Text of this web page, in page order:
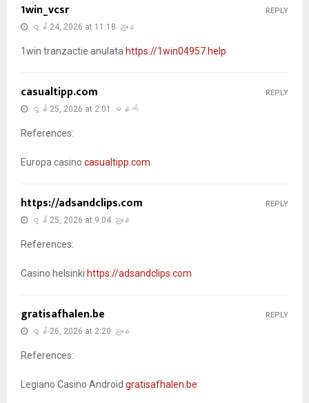
1win_vcsr
ဇွန် 24, 2026 at 11:18 ညနေ
1win tranzactie anulata https://1win04957.help
REPLY
casualtipp.com
ဇွန် 25, 2026 at 2:01 မနက်
References:
Europa casino casualtipp.com
REPLY
https://adsandclips.com
ဇွန် 25, 2026 at 9:04 ညနေ
References:
Casino helsinki https://adsandclips.com
REPLY
gratisafhalen.be
ဇွန် 26, 2026 at 2:20 ညနေ
References:
Legiano Casino Android gratisafhalen.be
REPLY